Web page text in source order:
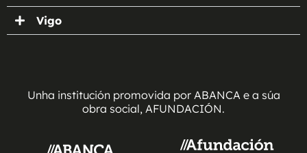
Vigo
Unha institución promovida por ABANCA e a súa
obra social, AFUNDACIÓN.